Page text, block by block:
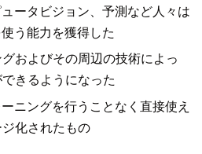
ータビジョン、予測など人々は
う能力を獲得した
およびその周辺の技術によっ
きるようになった
ニングを行うことなく直接使え
化されたもの